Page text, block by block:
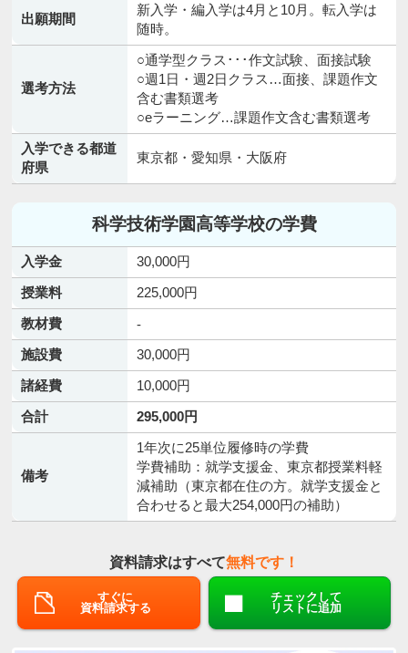
出願期間
新入学・編入学は4月と10月。転入学は
随時。
選考方法
○通学型クラス･･･作文試験、面接試験
○週1日・週2日クラス…面接、課題作文
含む書類選考
○eラーニング…課題作文含む書類選考
入学できる都道
府県
東京都・愛知県・大阪府
科学技術学園高等学校の学費
入学金
30,000円
授業料
225,000円
教材費
-
施設費
30,000円
諸経費
10,000円
合計
295,000円
備考
1年次に25単位履修時の学費
学費補助：就学支援金、東京都授業料軽
減補助（東京都在住の方。就学支援金と
合わせると最大254,000円の補助）
資料請求はすべて無料です！
すぐに
資料請求する
チェックして
リストに追加